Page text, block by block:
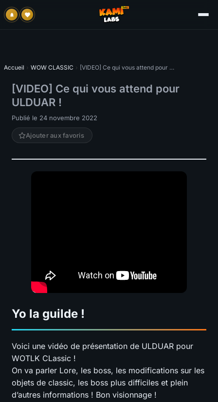
Accueil › WOW CLASSIC › [VIDEO] Ce qui vous attend pour ULDUAR !
[VIDEO] Ce qui vous attend pour
ULDUAR !
Publié le 24 novembre 2022
Ajouter aux favoris
Yo la guilde !
Voici une vidéo de présentation de ULDUAR pour
WOTLK CLassic !
On va parler Lore, les boss, les modifications sur les
objets de classic, les boss plus difficiles et plein
d’autres informations ! Bon visionnage !